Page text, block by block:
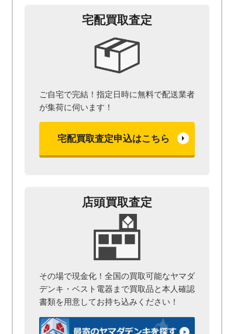
宅配買取査定
ご自宅で完結！指定日時に無料で配送業者
が集荷に伺います！
宅配買取査定申込はこちら
店頭買取査定
その場で現金化！全国の買取可能なヤマダ
デンキ・ベスト電器まで買取品と本人確認
書類を用意してお持ち込みください！